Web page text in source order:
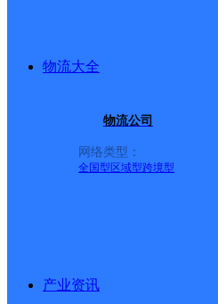
物流大全
物流公司
网络类型：
全国型 区域型跨境型
产业资讯